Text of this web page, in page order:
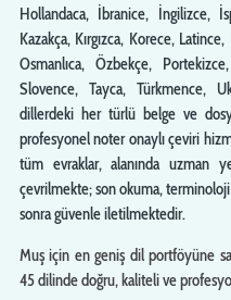
Hollandaca, İbranice, İngilizce,
Kazakça, Kırgızca, Korece,
Osmanlıca, Özbekçe,
Slovence, Tayca, Türkmence,
dillerdeki her türlü belge ve
profesyonel noter onaylı çeviri
tüm evraklar, alanında uzman
çevrilmekte; son okuma,
sonra güvenle iletilmektedir.
Muş için en geniş dil portföyüne
45 dilinde doğru, kaliteli ve